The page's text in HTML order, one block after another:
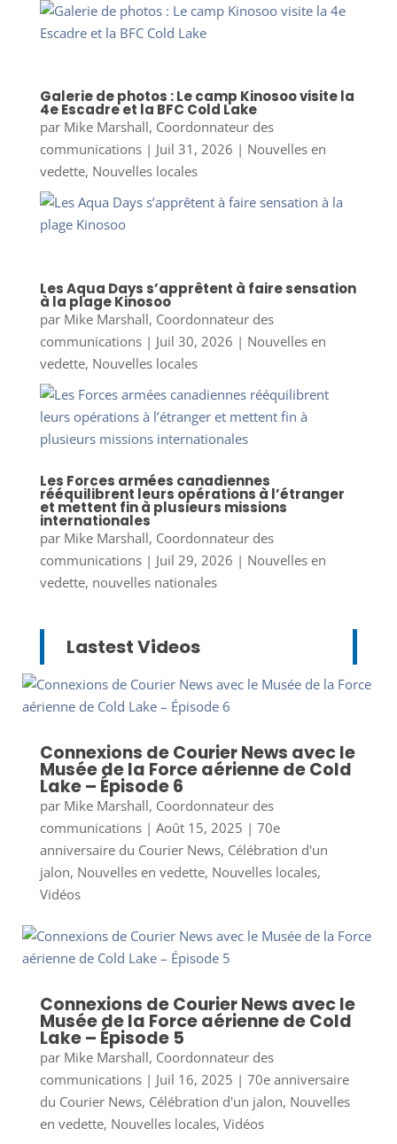
Galerie de photos : Le camp Kinosoo visite la
4e Escadre et la BFC Cold Lake
par Mike Marshall, Coordonnateur des
communications| Juil 31, 2026 | Nouvelles en
vedette, Nouvelles locales
Les Aqua Days s’apprêtent à faire sensation
à la plage Kinosoo
par Mike Marshall, Coordonnateur des
communications| Juil 30, 2026 | Nouvelles en
vedette, Nouvelles locales
Les Forces armées canadiennes
rééquilibrent leurs opérations à l’étranger
et mettent fin à plusieurs missions
internationales
par Mike Marshall, Coordonnateur des
communications| Juil 29, 2026 | Nouvelles en
vedette, nouvelles nationales
Lastest Videos
Connexions de Courier News avec le
Musée de la Force aérienne de Cold
Lake – Épisode 6
par Mike Marshall, Coordonnateur des
communications| Août 15, 2025 | 70e
anniversaire du Courier News, Célébration d'un
jalon, Nouvelles en vedette, Nouvelles locales,
Vidéos
Connexions de Courier News avec le
Musée de la Force aérienne de Cold
Lake – Épisode 5
par Mike Marshall, Coordonnateur des
communications| Juil 16, 2025 | 70e anniversaire
du Courier News, Célébration d'un jalon, Nouvelles
en vedette, Nouvelles locales, Vidéos